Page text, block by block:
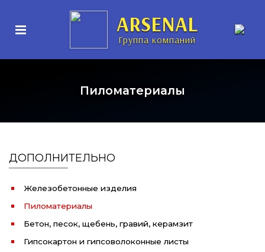
ARSENAL
Группа компаний
Пиломатериалы
ДОПОЛНИТЕЛЬНО
Железобетонные изделия
Пиломатериалы
Бетон, песок, щебень, гравий, керамзит
Гипсокартон и гипсоволоконные листы